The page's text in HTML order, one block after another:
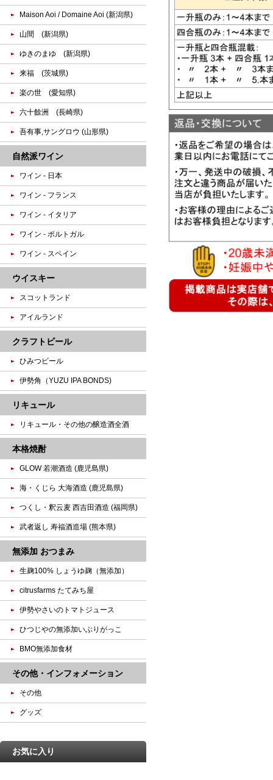
Maison Aoi / Domaine Aoi (新潟県)
山間 (新潟県)
ゆきのまゆ (新潟県)
来福 (茨城県)
楽の世 (愛知県)
六十餘洲 (長崎県)
吾有事,サングロウ (山形県)
自然派ワイン
ワイン - 日本
ワイン - フランス
ワイン - イタリア
ワイン - ポルトガル
ワイン - スペイン
ウイスキー
スコットランド
アイルランド
クラフトビール
ひみつビール
伊勢角（YUZU IPA BONDS)
リキュール
リキュール・その他の醸造酒全酒
本格焼酎
GLOW 若潮酒造 (鹿児島県)
海・くじら 大海酒造 (鹿児島県)
つくし・釈云麦 西吉田酒造 (福岡県)
武者返し 寿福酒造場 (熊本県)
無添加 おつまみ
生麹100% しょうゆ麹（無添加）
citrusfarms たてみち屋
伊勢やさいのトマトジュース
ひつじやの無添加いぶりがっこ
BMO無添加食材
その他・インフォメーション
その他
グッズ
お気に入り